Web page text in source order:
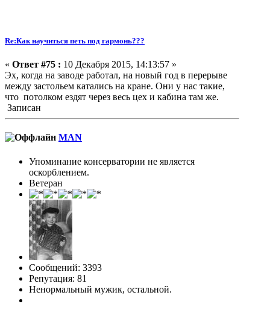
Re:Как научиться петь под гармонь???
« Ответ #75 : 10 Декабря 2015, 14:13:57 »
Эх, когда на заводе работал, на новый год в перерыве
между застольем катались на кране. Они у нас такие,
что потолком ездят через весь цех и кабина там же.
Записан
MAN
Упоминание консерватории не является
оскорблением.
Ветеран
Сообщений: 3393
Репутация: 81
Ненормальный мужик, остальной.